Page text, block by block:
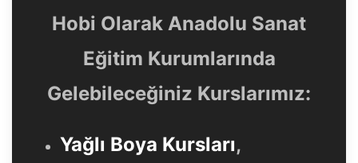
Hobi Olarak Anadolu Sanat
Eğitim Kurumlarında
Gelebileceğiniz Kurslarımız:
Yağlı Boya Kursları,